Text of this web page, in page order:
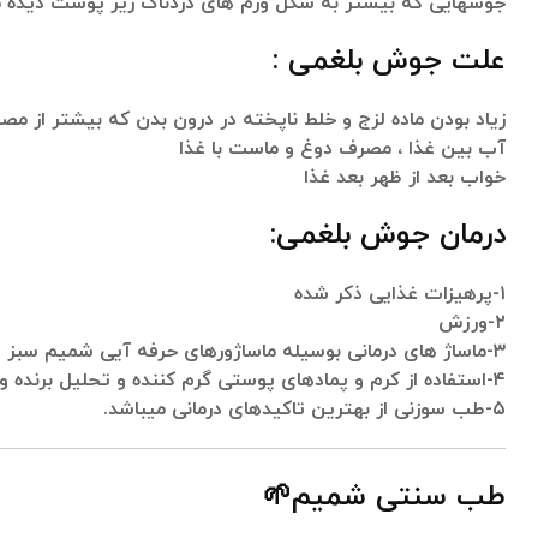
علت جوش بلغمی :
زیاد بودن ماده لزج و خلط ناپخته در درون بدن که بیشتر از
آب بین غذا ، مصرف دوغ و ماست با غذا
خواب بعد از ظهر بعد غذا
درمان جوش بلغمی:
۱-پرهیزات غذایی ذکر شده
۲-ورزش
۳-ماساژ های درمانی بوسیله ماساژورهای حرفه آیی شمیم سبز
۴-استفاده از کرم و پمادهای پوستی گرم کننده و تحلیل برنده ورم و چاقی هاپوستی
۵-طب سوزنی از بهترین تاکیدهای درمانی میباشد.
طب سنتی شمیم🌱